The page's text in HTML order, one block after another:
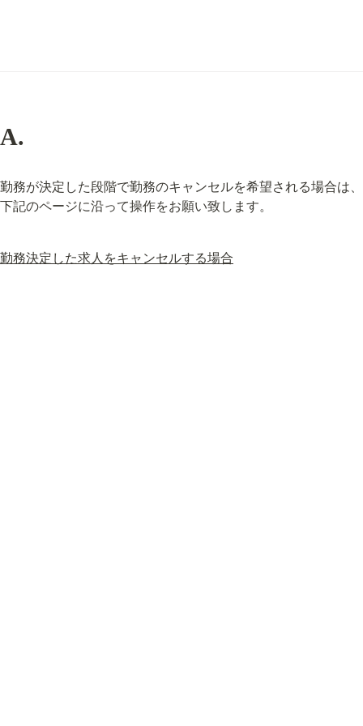
A.
勤務が決定した段階で勤務のキャンセルを希望される場合は、
下記のページに沿って操作をお願い致します。
勤務決定した求人をキャンセルする場合